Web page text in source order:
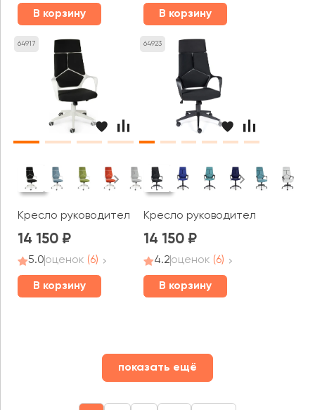
В корзину В корзину
64917
Кресло руководителя Norden Айкью / IQ белый
14 150
5.0оценок (6)
В корзину
64923
Кресло руководителя Norden
14 150
4.2оценок (6)
В корзину
показать ещё